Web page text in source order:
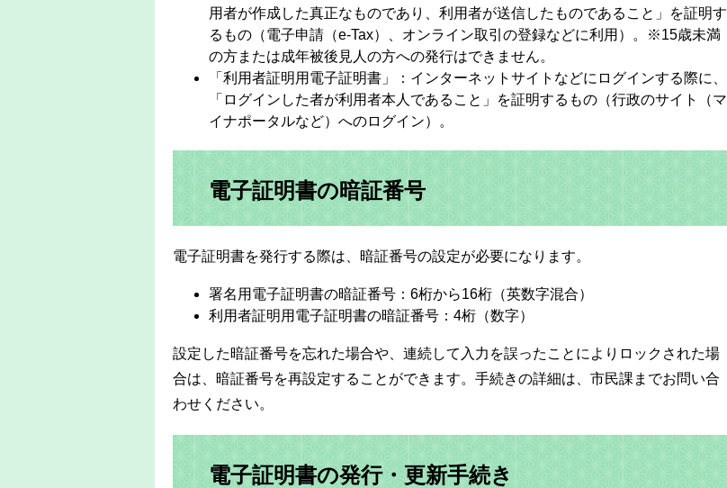
用者が作成した真正なものであり、利用者が送信したものであること」を証明す
るもの（電子申請（e-Tax）、オンライン取引の登録などに利用）。※15歳未満
の方または成年被後見人の方への発行はできません。
「利用者証明用電子証明書」：インターネットサイトなどにログインする際に、
「ログインした者が利用者本人であること」を証明するもの（行政のサイト（マ
イナポータルなど）へのログイン）。
電子証明書の暗証番号
電子証明書を発行する際は、暗証番号の設定が必要になります。
署名用電子証明書の暗証番号：6桁から16桁（英数字混合）
利用者証明用電子証明書の暗証番号：4桁（数字）
設定した暗証番号を忘れた場合や、連続して入力を誤ったことによりロックされた場
合は、暗証番号を再設定することができます。手続きの詳細は、市民課までお問い合
わせください。
電子証明書の発行・更新手続き